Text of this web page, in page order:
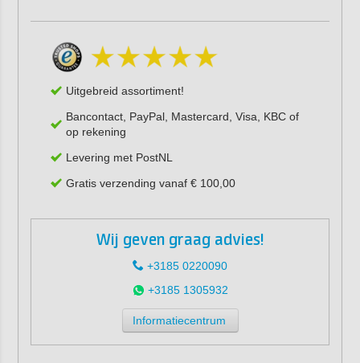
Uitgebreid assortiment!
Bancontact, PayPal, Mastercard, Visa, KBC of
op rekening
Levering met PostNL
Gratis verzending vanaf € 100,00
Wij geven graag advies!
+3185 0220090
+3185 1305932
Informatiecentrum